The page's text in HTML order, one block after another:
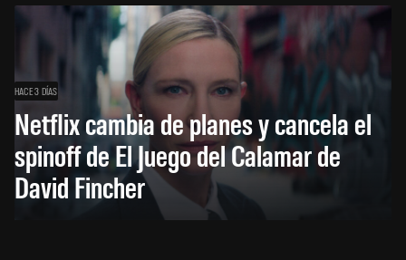
HACE 3 DÍAS
Netflix cambia de planes y cancela el
spinoff de El Juego del Calamar de
David Fincher